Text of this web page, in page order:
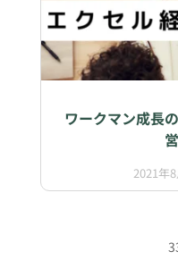
ワークマン成長
2021年